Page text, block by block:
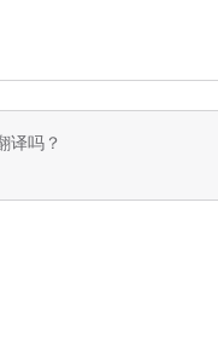
译吗？